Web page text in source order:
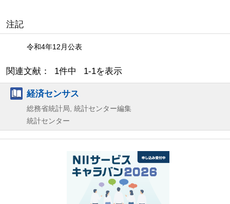
注記
令和4年12月公表
関連文献： 1件中 1-1を表示
経済センサス
総務省統計局, 統計センター編集
統計センター